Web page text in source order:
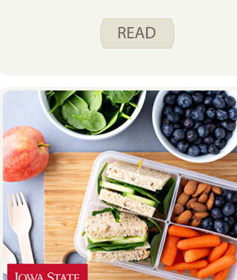
الشيدر، والفلفل الجاك، وجبن السويس في
ثلاجتنا حتى نتمكن من تقطيعها للوجبة عندما